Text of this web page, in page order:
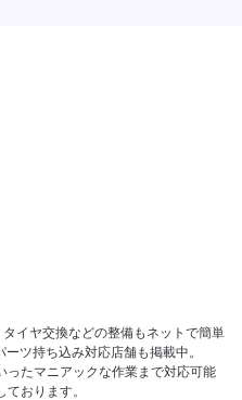
イヤ交換などの整備もネットで簡単
ツ持ち込み対応店舗も掲載中。
ったマニアックな作業まで対応可能
おります。